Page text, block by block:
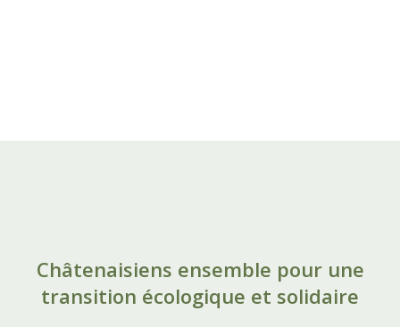
Châtenaisiens ensemble pour une
transition écologique et solidaire